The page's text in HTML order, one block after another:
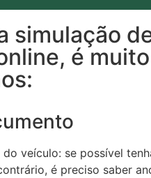
simulação
é
do veículo: se possível
é preciso saber